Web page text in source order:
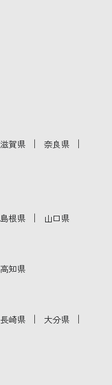
滋賀県 ｜ 奈良県 ｜
島根県 ｜ 山口県
高知県
長崎県 ｜ 大分県 ｜